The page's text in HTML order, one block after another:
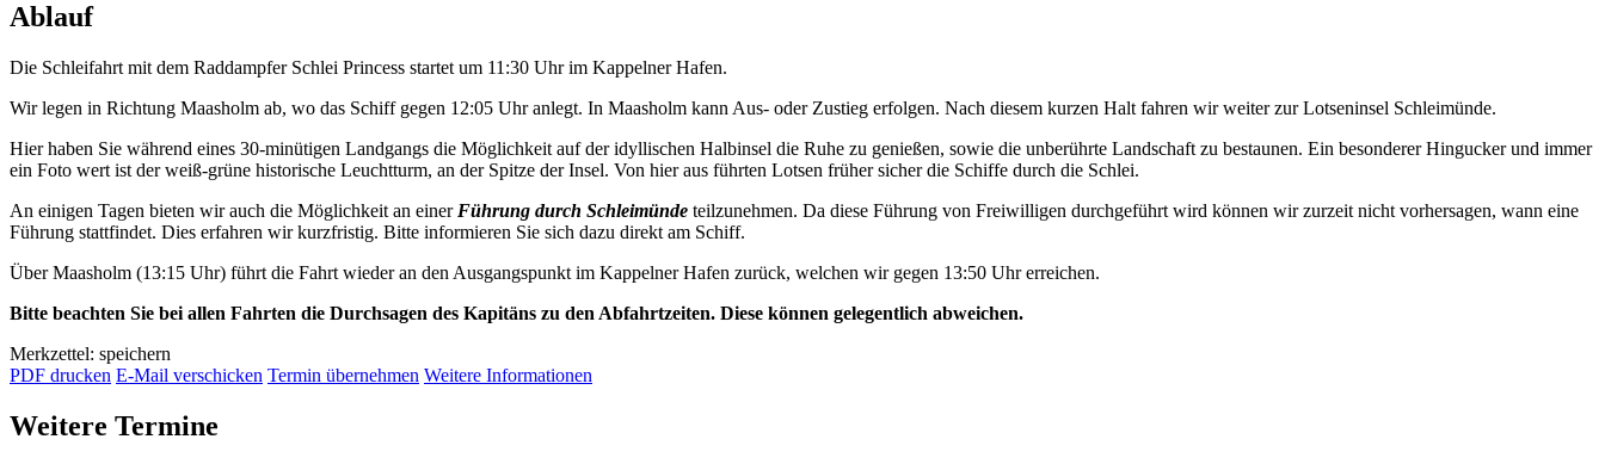
Ablauf
Die Schleifahrt mit dem Raddampfer Schlei Princess startet um 11:30 Uhr im Kappelner Hafen.
Wir legen in Richtung Maasholm ab, wo das Schiff gegen 12:05 Uhr anlegt. In Maasholm kann Aus- oder Zustieg erfolgen. Nach diesem kurzen Halt fahren wir weiter zur Lotseninsel Schleimünde.
Hier haben Sie während eines 30-minütigen Landgangs die Möglichkeit auf der idyllischen Halbinsel die Ruhe zu genießen, sowie die unberührte Landschaft zu bestaunen. Ein besonderer Hingucker und immer
ein Foto wert ist der weiß-grüne historische Leuchtturm, an der Spitze der Insel. Von hier aus führten Lotsen früher sicher die Schiffe durch die Schlei.
An einigen Tagen bieten wir auch die Möglichkeit an einer Führung durch Schleimünde teilzunehmen. Da diese Führung von Freiwilligen durchgeführt wird können wir zurzeit nicht vorhersagen, wann eine
Führung stattfindet. Dies erfahren wir kurzfristig. Bitte informieren Sie sich dazu direkt am Schiff.
Über Maasholm (13:15 Uhr) führt die Fahrt wieder an den Ausgangspunkt im Kappelner Hafen zurück, welchen wir gegen 13:50 Uhr erreichen.
Bitte beachten Sie bei allen Fahrten die Durchsagen des Kapitäns zu den Abfahrtzeiten. Diese können gelegentlich abweichen.
Merkzettel: speichern
PDF drucken E-Mail verschicken Termin übernehmen Weitere Informationen
Weitere Termine